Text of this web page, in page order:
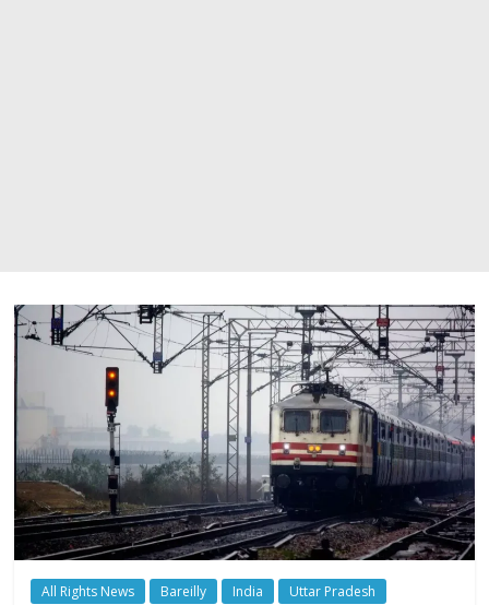
All Rights News Bareilly India Uttar Pradesh